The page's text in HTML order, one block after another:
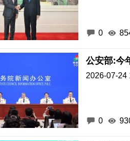
0
公安部:今
2026-07-24
0